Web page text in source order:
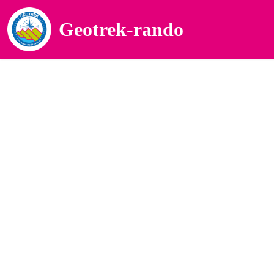
Geotrek-rando